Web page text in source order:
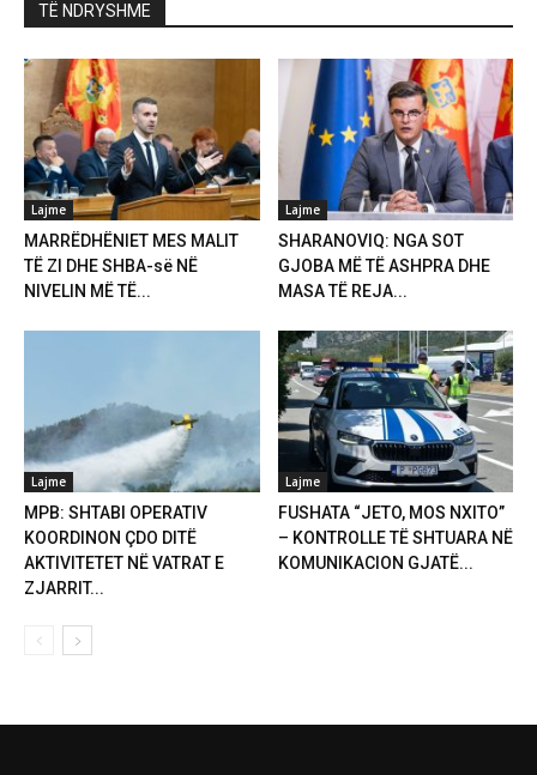
TË NDRYSHME
Lajme
MARRËDHËNIET MES MALIT
TË ZI DHE SHBA-së NË
NIVELIN MË TË...
Lajme
SHARANOVIQ: NGA SOT
GJOBA MË TË ASHPRA DHE
MASA TË REJA...
Lajme
MPB: SHTABI OPERATIV
KOORDINON ÇDO DITË
AKTIVITETET NË VATRAT E
ZJARRIT...
Lajme
FUSHATA “JETO, MOS NXITO”
– KONTROLLE TË SHTUARA NË
KOMUNIKACION GJATË...